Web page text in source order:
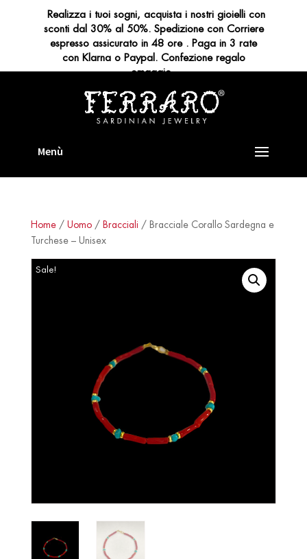
Home/ Uomo/ Bracciali / Bracciale Corallo Sardegna e
Turchese – Unisex
Sale!
Realizza i tuoi sogni, acquista i nostri gioielli con
sconti dal 30% al 50%. Spedizione con Corriere
espresso assicurato in 48 ore . Paga in 3 rate
con Klarna o Paypal. Confezione regalo
omaggio